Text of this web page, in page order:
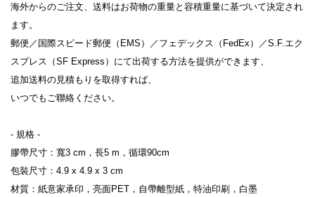
海外からのご注文、送料はお荷物の重量と容積重量に基づいて決定され
ます。
郵便／国際スピード郵便（EMS）／フェデックス（FedEx）／S.F.エク
スプレス（SF Express）にて出荷する方法を提供ができます、
追加送料の見積もりを取得すれば、
いつでもご聯絡ください。
- 規格 -
膠帶尺寸：寬3 cm，長5 m，循環90cm
包裝尺寸：4.9 x 4.9 x 3 cm
材質：紙意家承印，亮面PET，自帶離型紙，特油印刷，白墨